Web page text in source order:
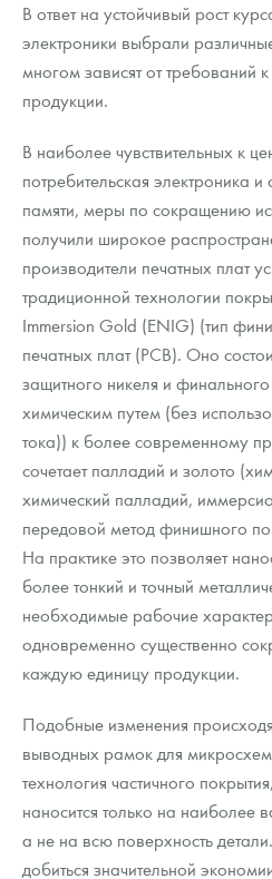
В ответ на устойчивый рост
электроники выбрали
многом зависят от требований
продукции.
В наиболее чувствительных к
потребительская электроника
памяти, меры по сокращению
получили широкое
производители печатных плат
традиционной технологии
Immersion Gold (ENIG) (тип
печатных плат (PCB). Оно
защитного никеля и
химическим путем (без
тока)) к более современному
сочетает палладий и золото
химический палладий,
передовой метод финишного
На практике это позволяет
более тонкий и точный
необходимые рабочие
одновременно существенно
каждую единицу продукции.
Подобные изменения
выводных рамок для
технология частичного
наносится только на наиболее
а не на всю поверхность
добиться значительной